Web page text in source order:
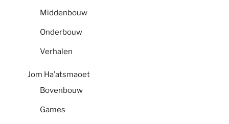
Middenbouw
Onderbouw
Verhalen
Jom Ha’atsmaoet
Bovenbouw
Games